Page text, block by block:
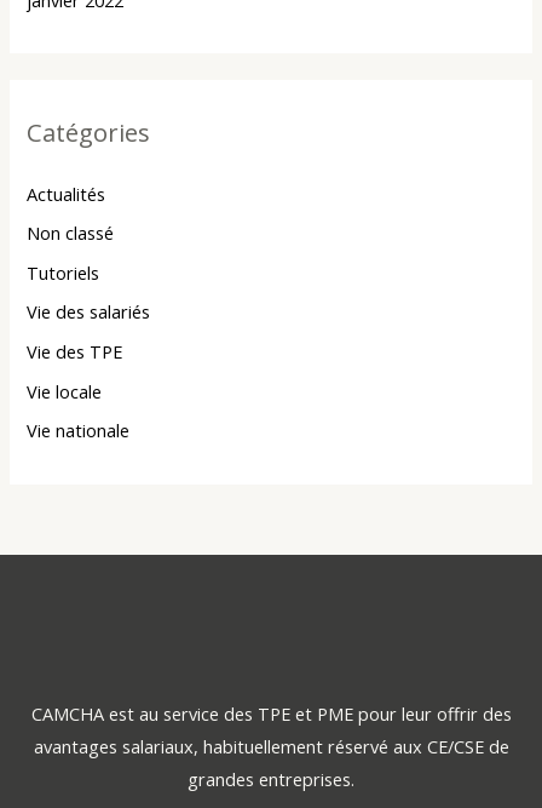
Catégories
Actualités
Non classé
Tutoriels
Vie des salariés
Vie des TPE
Vie locale
Vie nationale
CAMCHA est au service des TPE et PME pour leur offrir des
avantages salariaux, habituellement réservé aux CE/CSE de
grandes entreprises.